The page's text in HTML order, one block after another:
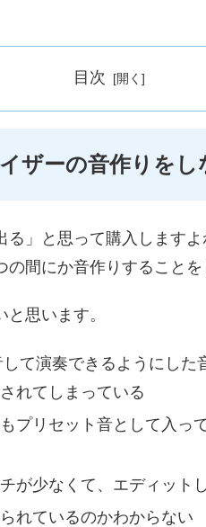
目次
ザーの音作りを
」と思って購入しますよ
間にか音作りすることを
思います。
て演奏できるようにした
れてしまっている
プリセット音として入っ
が少なくて、エディット
れているのかわからない